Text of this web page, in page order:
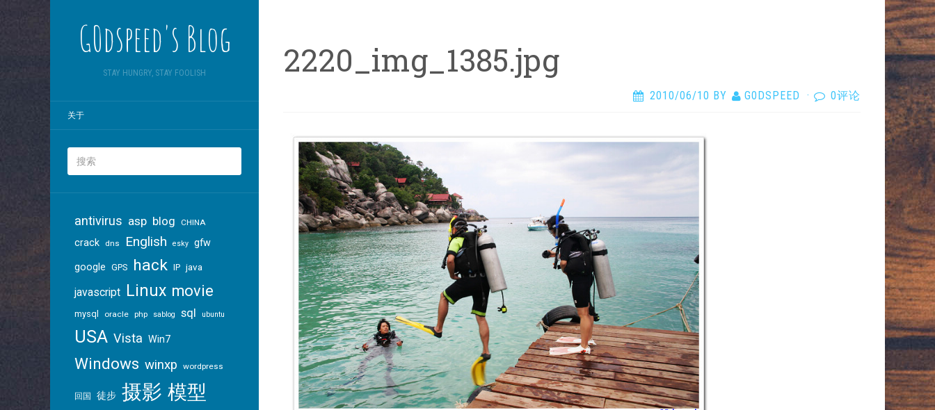
G0dspeed's Blog
STAY HUNGRY, STAY FOOLISH
关于
antivirus asp blog CHINA
crack dns English esky gfw
google GPS hack IP java
javascript Linux movie
mysql oracle php sablog sql ubuntu
USA Vista Win7
Windows winxp wordpress
回国 徒步 摄影 模型
2220_img_1385.jpg
2010/06/10 BY G0DSPEED · 0评论